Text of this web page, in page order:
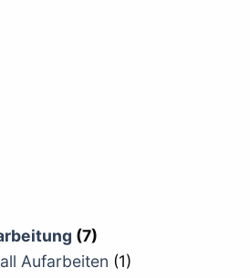
(7)
Aufarbeiten (1)